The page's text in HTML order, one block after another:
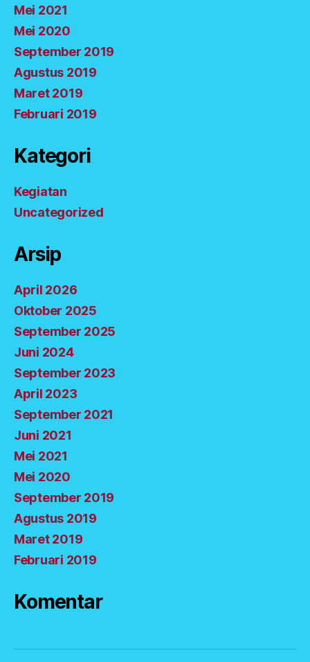
Mei 2021
Mei 2020
September 2019
Agustus 2019
Maret 2019
Februari 2019
Kategori
Kegiatan
Uncategorized
Arsip
April 2026
Oktober 2025
September 2025
Juni 2024
September 2023
April 2023
September 2021
Juni 2021
Mei 2021
Mei 2020
September 2019
Agustus 2019
Maret 2019
Februari 2019
Komentar